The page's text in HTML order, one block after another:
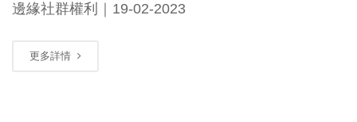
邊緣社群權利｜19-02-2023
更多詳情